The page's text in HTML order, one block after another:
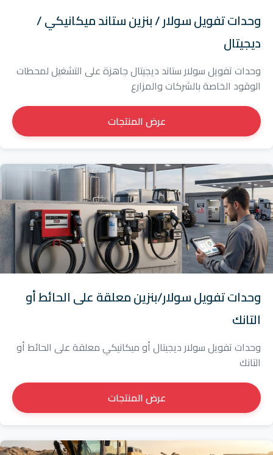
وحدات تفويل سولار / بنزين ستاند ميكانيكي /
ديجيتال
وحدات تفويل سولار ستاند ديجيتال جاهزة على التشغيل لمحطات
الوقود الخاصة بالشركات والمزارع
عرض المنتجات
وحدات تفويل سولار/بنزين معلقة على الحائط أو
التانك
وحدات تفويل سولار ديجيتال أو ميكانيكي معلقة على الحائط أو
التانك
عرض المنتجات